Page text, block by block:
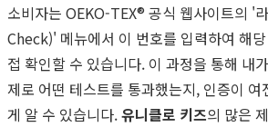
소비자는 OEKO-TEX® 공식 웹사이트의 '
Check)' 메뉴에서 이 번호를 입력하여 해
접 확인할 수 있습니다. 이 과정을 통해 내
제로 어떤 테스트를 통과했는지, 인증이
게 알 수 있습니다.유니클로 키즈의 많은